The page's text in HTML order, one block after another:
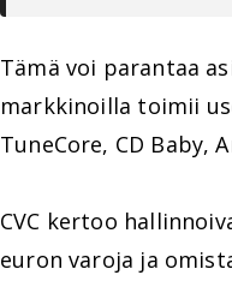
Tämä voi parantaa
markkinoilla toimii
TuneCore, CD Baby,
CVC kertoo
euron varoja ja